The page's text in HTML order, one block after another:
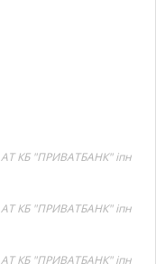
АТ КБ "ПРИВАТБАНК" іпн
АТ КБ "ПРИВАТБАНК" іпн
АТ КБ "ПРИВАТБАНК" іпн